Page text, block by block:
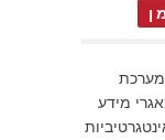
מערכת
מידע